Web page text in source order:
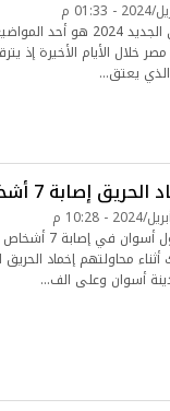
التعديل الوزاري الجديد
خلال الأيام الأخيرة إذ
7 أشخاص في حريق اسوان
تسبب حريق
أثناء محاولتهم إخماد
أسوان وعلى الف…